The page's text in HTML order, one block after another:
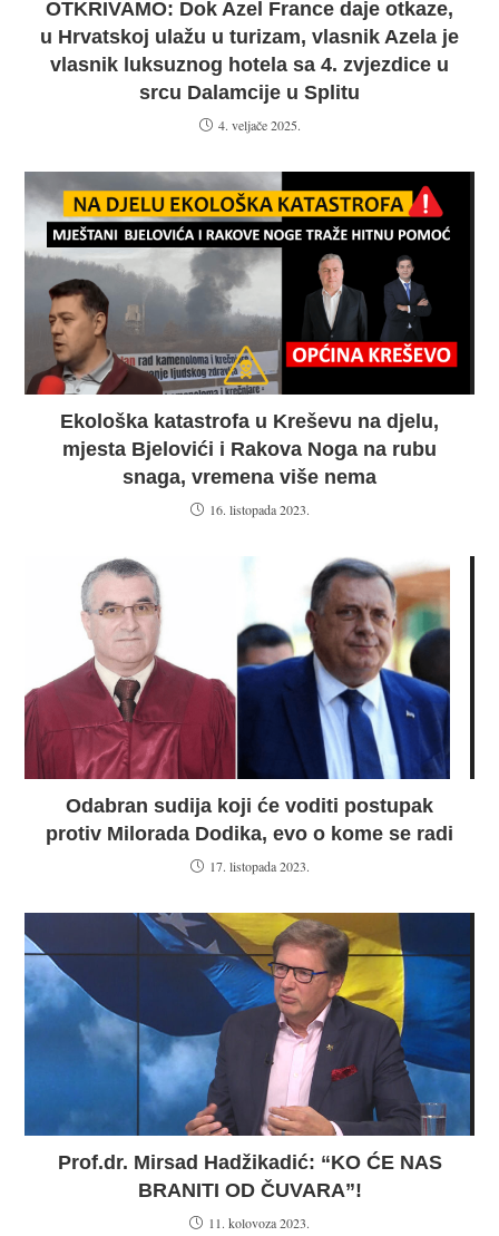
OTKRIVAMO: Dok Azel France daje otkaze,
u Hrvatskoj ulažu u turizam, vlasnik Azela je
vlasnik luksuznog hotela sa 4. zvjezdice u
srcu Dalamcije u Splitu
4. veljače 2025.
Ekološka katastrofa u Kreševu na djelu,
mjesta Bjelovići i Rakova Noga na rubu
snaga, vremena više nema
16. listopada 2023.
Odabran sudija koji će voditi postupak
protiv Milorada Dodika, evo o kome se radi
17. listopada 2023.
Prof.dr. Mirsad Hadžikadić: “KO ĆE NAS
BRANITI OD ČUVARA”!
11. kolovoza 2023.